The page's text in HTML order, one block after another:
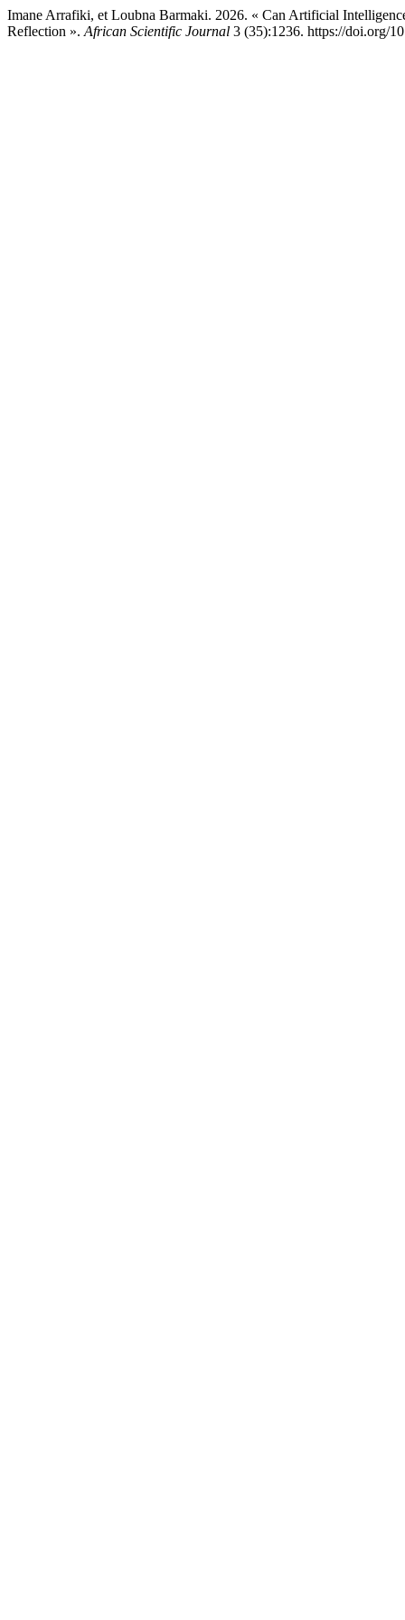
Imane Arrafiki, et Loubna Barmaki. 2026. « Can Artificial
Reflection ». African Scientific Journal 3 (35):1236. https://doi.org/